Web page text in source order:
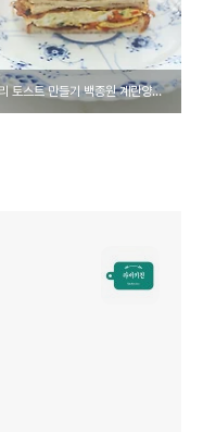
길거리 토스트 만들기 백종원 계란양배추토스트 식빵 계란 토스트 소스